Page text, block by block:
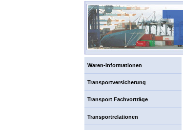
Waren-Informationen
Transportversicherung
Transport Fachvorträge
Transportrelationen